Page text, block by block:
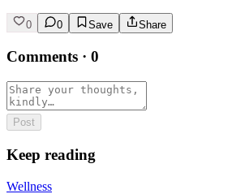
0 0 Save Share
Comments · 0
Post
Keep reading
Wellness